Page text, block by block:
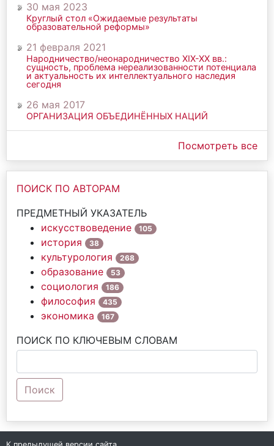
30 мая 2023
Круглый стол «Ожидаемые результаты
образовательной реформы»
21 февраля 2021
Народничество/неонародничество ХIХ-ХХ вв.:
сущность, проблема нереализованности потенциала
и актуальность их интеллектуального наследия
сегодня
26 мая 2017
ОРГАНИЗАЦИЯ ОБЪЕДИНЁННЫХ НАЦИЙ
Посмотреть все
ПОИСК ПО АВТОРАМ
ПРЕДМЕТНЫЙ УКАЗАТЕЛЬ
искусствоведение
105
история 38
культурология 268
образование 53
социология 186
философия 435
экономика 167
ПОИСК ПО КЛЮЧЕВЫМ СЛОВАМ
Поиск